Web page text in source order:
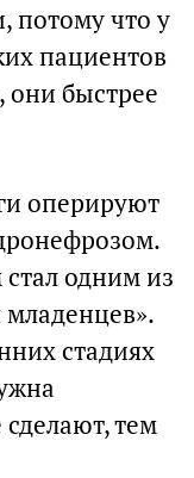
потому что у
пациентов
быстрее
оперируют
одним из
стадиях
тем